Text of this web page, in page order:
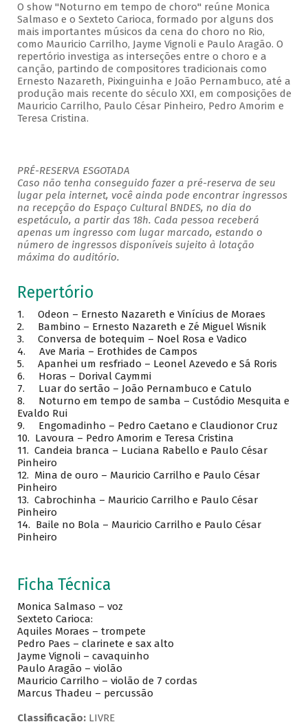
O show "Noturno em tempo de choro" reúne Monica
Salmaso e o Sexteto Carioca, formado por alguns dos
mais importantes músicos da cena do choro no Rio,
como Mauricio Carrilho, Jayme Vignoli e Paulo Aragão. O
repertório investiga as interseções entre o choro e a
canção, partindo de compositores tradicionais como
Ernesto Nazareth, Pixinguinha e João Pernambuco, até a
produção mais recente do século XXI, em composições de
Mauricio Carrilho, Paulo César Pinheiro, Pedro Amorim e
Teresa Cristina.
PRÉ-RESERVA ESGOTADA
Caso não tenha conseguido fazer a pré-reserva de seu
lugar pela internet, você ainda pode encontrar ingressos
na recepção do Espaço Cultural BNDES, no dia do
espetáculo, a partir das 18h. Cada pessoa receberá
apenas um ingresso com lugar marcado, estando o
número de ingressos disponíveis sujeito à lotação
máxima do auditório.
Repertório
1. Odeon – Ernesto Nazareth e Vinícius de Moraes
2. Bambino – Ernesto Nazareth e Zé Miguel Wisnik
3. Conversa de botequim – Noel Rosa e Vadico
4. Ave Maria – Erothides de Campos
5. Apanhei um resfriado – Leonel Azevedo e Sá Roris
6. Horas – Dorival Caymmi
7. Luar do sertão – João Pernambuco e Catulo
8. Noturno em tempo de samba – Custódio Mesquita e
Evaldo Rui
9. Engomadinho – Pedro Caetano e Claudionor Cruz
10. Lavoura – Pedro Amorim e Teresa Cristina
11. Candeia branca – Luciana Rabello e Paulo César
Pinheiro
12. Mina de ouro – Mauricio Carrilho e Paulo César
Pinheiro
13. Cabrochinha – Mauricio Carrilho e Paulo César
Pinheiro
14. Baile no Bola – Mauricio Carrilho e Paulo César
Pinheiro
Ficha Técnica
Monica Salmaso – voz
Sexteto Carioca:
Aquiles Moraes – trompete
Pedro Paes – clarinete e sax alto
Jayme Vignoli – cavaquinho
Paulo Aragão – violão
Mauricio Carrilho – violão de 7 cordas
Marcus Thadeu – percussão
Classificação: LIVRE